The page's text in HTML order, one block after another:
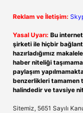
Reklam ve İletişim:
Yasal Uyarı: Bu
şirketi ile hiçbir
hazırladığımız
haber niteliği
paylaşım
benzerlikleri tamamen
halindedir ve tavsiye
Sitemiz, 5651 Sayılı